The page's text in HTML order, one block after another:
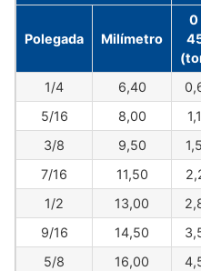
Polegada Milímetro
0
1/4
6,40
5/16
8,00
3/8
9,50
7/16
11,50
1/2
13,00
9/16
14,50
5/8
16,00